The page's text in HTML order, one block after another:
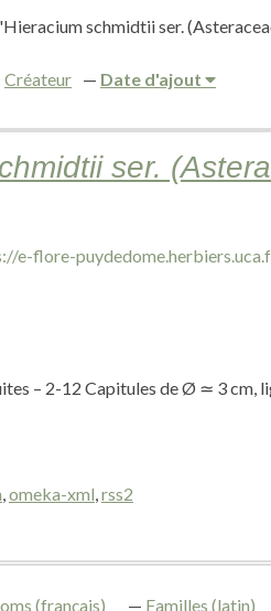
schmidtii ser.
Créateur Date d'ajout
ser.
– 2-12 Capitules de Ø ≃ 3 cm,
,omeka-xml,rss2
(français) Familles (latin)